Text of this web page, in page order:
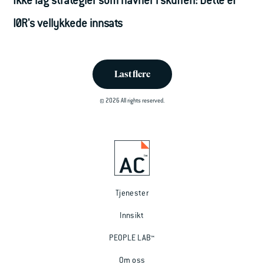
IØR's vellykkede innsats
Last flere
© 2026 All rights reserved.
Tjenester
Innsikt
PEOPLE LAB™
Om oss